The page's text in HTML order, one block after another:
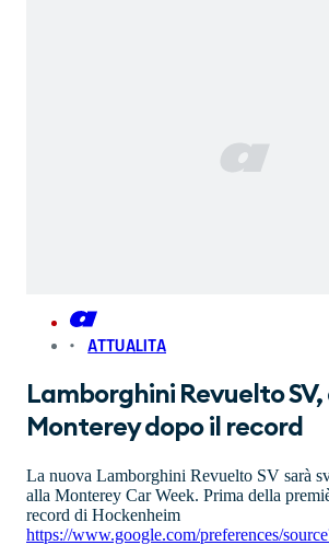
ATTUALITA
Lamborghini Revuelto
Monterey dopo il record
La nuova Lamborghini Revuelto SV sarà
alla Monterey Car Week. Prima della
record di Hockenheim
https://www.google.com/preferences/